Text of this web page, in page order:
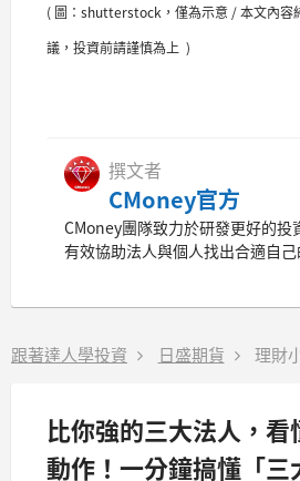
( 圖：shutterstock，僅為示意 / 本文內容
議，投資前請謹慎為上 )
撰文者
CMoney官方
CMoney團隊致力於研發更好的投
有效協助法人與個人找出合適自己
跟著達人學投資 日盛期貨 理財
比你強的三大法人，看
動作！一分鐘搞懂「三